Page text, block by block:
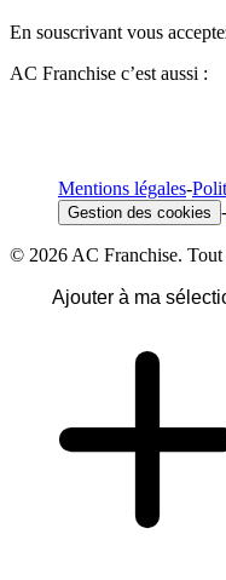
En souscrivant vous
AC Franchise c’est aussi :
Mentions légales-
Gestion des cookies -
© 2026 AC Franchise. Tout
Ajouter à ma